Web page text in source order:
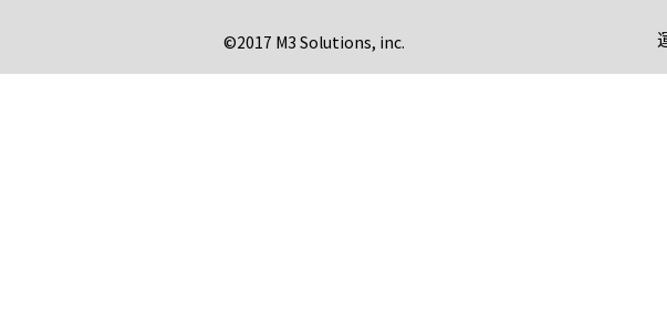
©2017 M3 Solutions, inc.